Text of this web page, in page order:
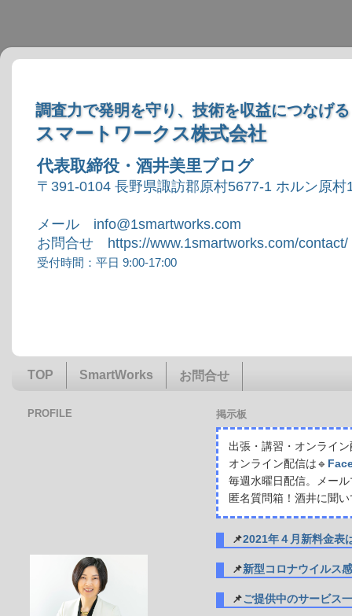
調査力で発明を守り、技術を収益につなげる
スマートワークス株式会社
代表取締役・酒井美里ブログ
〒391-0104 長野県諏訪郡原村5677-1 ホルン原村
メール info@1smartworks.com
お問合せ https://www.1smartworks.com/contact/
受付時間：平日 9:00-17:00
TOP SmartWorks お問合せ
掲示板
出張・講習・オンライ
オンライン配信は🔹
毎週水曜日配信。メー
匿名質問箱！酒井に聞
📌2021年４月新料金表
📌新型コロナウイルス
📌ご提供中のサービス
PROFILE